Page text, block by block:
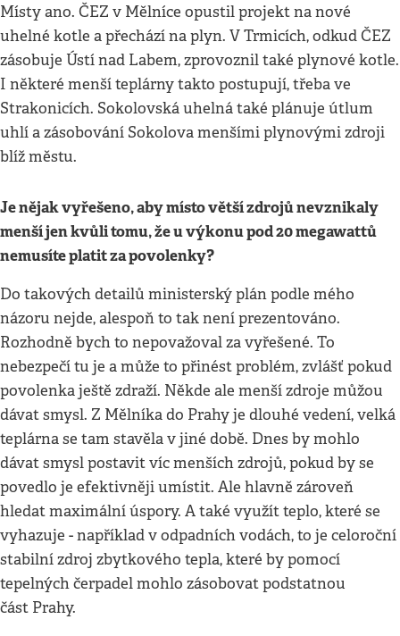
Místy ano. ČEZ v Mělníce opustil projekt na nové
uhelné kotle a přechází na plyn. V Trmicích, odkud ČEZ
zásobuje Ústí nad Labem, zprovoznil také plynové kotle.
I některé menší teplárny takto postupují, třeba ve
Strakonicích. Sokolovská uhelná také plánuje útlum
uhlí a zásobování Sokolova menšími plynovými zdroji
blíž městu.
Je nějak vyřešeno, aby místo větší zdrojů nevznikaly
menší jen kvůli tomu, že u výkonu pod 20 megawattů
nemusíte platit za povolenky?
Do takových detailů ministerský plán podle mého
názoru nejde, alespoň to tak není prezentováno.
Rozhodně bych to nepovažoval za vyřešené. To
nebezpečí tu je a může to přinést problém, zvlášť pokud
povolenka ještě zdraží. Někde ale menší zdroje můžou
dávat smysl. Z Mělníka do Prahy je dlouhé vedení, velká
teplárna se tam stavěla v jiné době. Dnes by mohlo
dávat smysl postavit víc menších zdrojů, pokud by se
povedlo je efektivněji umístit. Ale hlavně zároveň
hledat maximální úspory. A také využít teplo, které se
vyhazuje - například v odpadních vodách, to je celoroční
stabilní zdroj zbytkového tepla, které by pomocí
tepelných čerpadel mohlo zásobovat podstatnou
část Prahy.